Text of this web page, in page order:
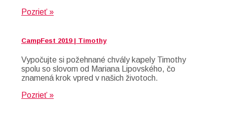
Pozrieť »
CampFest 2019 | Timothy
Vypočujte si požehnané chvály kapely Timothy
spolu so slovom od Mariana Lipovského, čo
znamená krok vpred v našich životoch.
Pozrieť »